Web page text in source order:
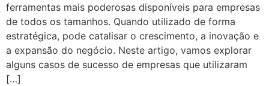
ferramentas mais poderosas disponíveis para empresas
de todos os tamanhos. Quando utilizado de forma
estratégica, pode catalisar o crescimento, a inovação e
a expansão do negócio. Neste artigo, vamos explorar
alguns casos de sucesso de empresas que utilizaram
[…]